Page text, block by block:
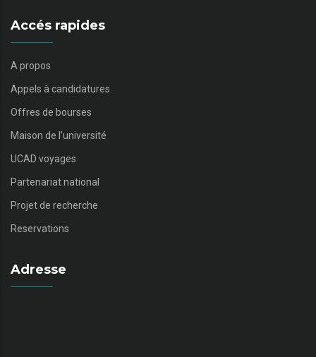
Accés rapides
A propos
Appels à candidatures
Offres de bourses
Maison de l’université
UCAD voyages
Partenariat national
Projet de recherche
Reservations
Adresse